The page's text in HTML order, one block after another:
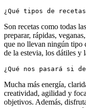
¿Qué tipos de recetas
Son recetas como todas
preparar, rápidas,
que no llevan ningún tipo
de la estevia, los dátiles y
¿Qué nos pasará si
Mucha más energía,
creatividad, agilidad y
objetivos. Además,